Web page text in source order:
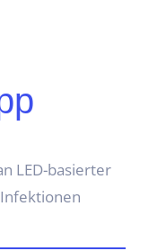
LED-basierter